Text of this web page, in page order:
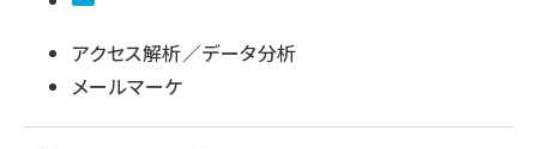
アクセス解析／データ分析
メールマーケ